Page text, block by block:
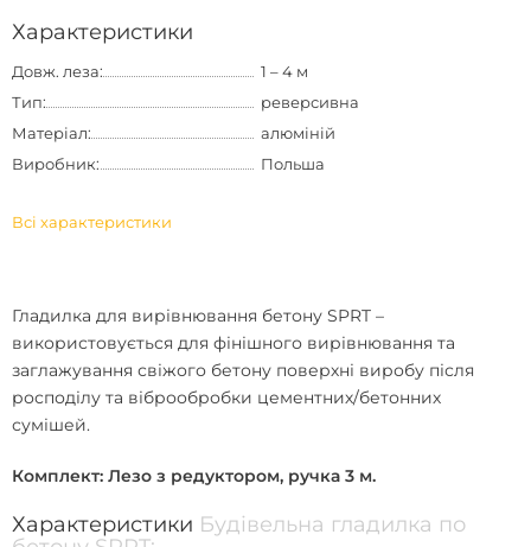
Характеристики
Довж. леза:
1 – 4 м
Тип:
реверсивна
Матеріал:
алюміній
Виробник:
Польша
Всі характеристики
Гладилка для вирівнювання бетону SPRT –
використовується для фінішного вирівнювання та
заглажування свіжого бетону поверхні виробу після
росподілу та віброобробки цементних/бетонних
сумішей.
Комплект: Лезо з редуктором, ручка 3 м.
Характеристики Будівельна гладилка по